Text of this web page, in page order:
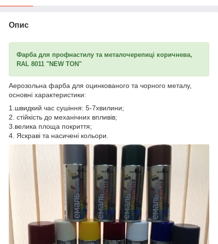
Опис
Фарба для профнастилу та металочерепиці коричнева,
RAL 8011 "NEW TON"
Аерозольна фарба для оцинкованого та чорного металу,
основні характеристики:
1.швидкий час сушіння: 5-7хвилини;
2. стійкість до механічних впливів;
3.велика площа покриття;
4. Яскраві та насичені кольори.